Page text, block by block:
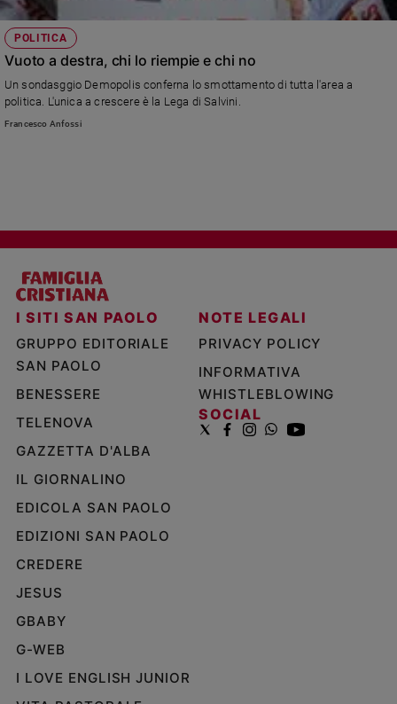
POLITICA
Vuoto a destra, chi lo riempie e chi no
Un sondasggio Demopolis conferna lo smottamento di tutta l'area a
politica. L'unica a crescere è la Lega di Salvini.
Francesco Anfossi
I SITI SAN PAOLO
GRUPPO EDITORIALE
SAN PAOLO
BENESSERE
TELENOVA
GAZZETTA D'ALBA
IL GIORNALINO
EDICOLA SAN PAOLO
EDIZIONI SAN PAOLO
CREDERE
JESUS
GBABY
G-WEB
I LOVE ENGLISH JUNIOR
NOTE LEGALI
PRIVACY POLICY
INFORMATIVA
WHISTLEBLOWING
SOCIAL